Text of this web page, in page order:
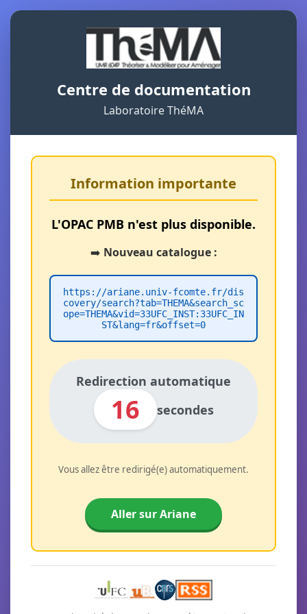
Centre de documentation
Laboratoire ThéMA
Information importante
L'OPAC PMB n'est plus disponible.
➡️ Nouveau catalogue :
https://ariane.univ-fcomte.fr/dis
covery/search?tab=THEMA&search_sc
ope=THEMA&vid=33UFC_INST:33UFC_IN
ST&lang=fr&offset=0
Redirection automatique
16 secondes
Vous allez être redirigé(e) automatiquement.
Aller sur Ariane